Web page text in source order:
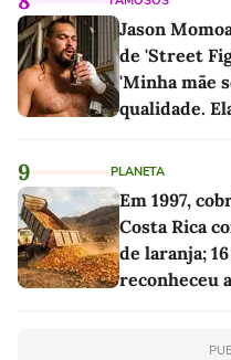
Jason
de 'Street
'Minha mãe
qualidade.
9 PLANETA
Em 1997,
Costa Rica
de laranja;
reconheceu